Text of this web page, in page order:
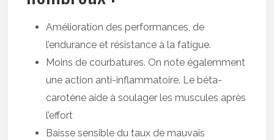
Amélioration des performances, de
l’endurance et résistance à la fatigue.
Moins de courbatures. On note égalemment
une action anti-inflammatoire. Le béta-
carotène aide à soulager les muscules après
l’effort
Baisse sensible du taux de mauvais